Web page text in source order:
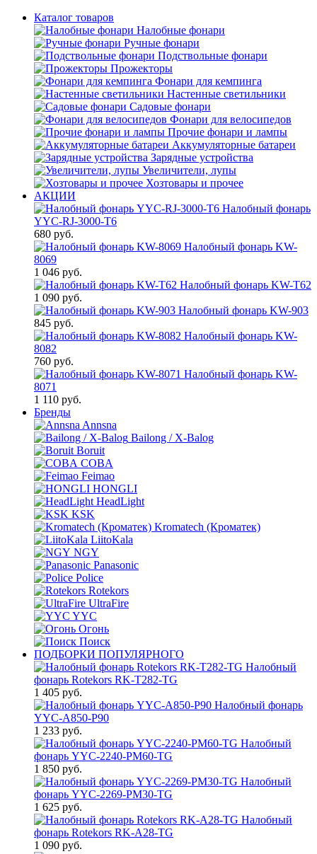
Каталог товаров
Налобные фонари
Ручные фонари
Подствольные фонари
Прожекторы
Фонари для кемпинга
Настенные светильники
Садовые фонари
Фонари для велосипедов
Прочие фонари и лампы
Аккумуляторные батареи
Зарядные устройства
Увеличители, лупы
Хозтовары и прочее
АКЦИИ
Налобный фонарь
YYC-RJ-3000-T6
680 руб.
Налобный фонарь KW-
8069
1 046 руб.
Налобный фонарь KW-T62
1 090 руб.
Налобный фонарь KW-903
845 руб.
Налобный фонарь KW-
8082
760 руб.
Налобный фонарь KW-
8071
1 110 руб.
Бренды
Annsna
Bailong / X-Balog
Boruit
COBA
Feimao
HONGLI
HeadLight
KSK
Kromatech (Кроматек)
LiitoKala
NGY
Panasonic
Police
Rotekors
UltraFire
YYC
Огонь
Поиск
ПОДБОРКИ ПОПУЛЯРНОГО
Налобный
фонарь Rotekors RK-T282-TG
1 405 руб.
Налобный фонарь
YYC-A850-P90
1 233 руб.
Налобный
фонарь YYC-2240-PM60-TG
1 850 руб.
Налобный
фонарь YYC-2269-PM30-TG
1 625 руб.
Налобный
фонарь Rotekors RK-A28-TG
1 090 руб.